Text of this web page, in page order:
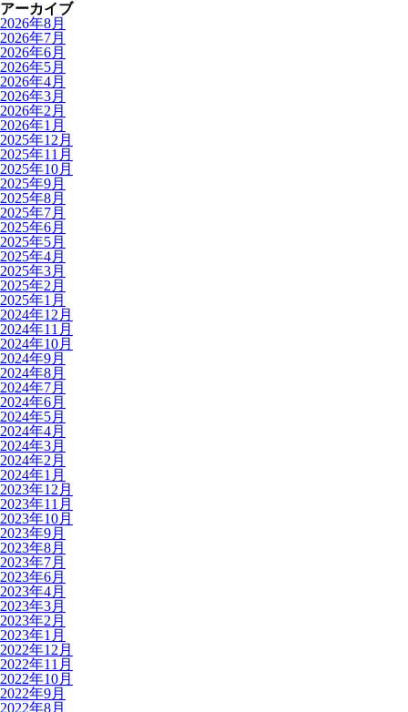
アーカイブ
2026年8月
2026年7月
2026年6月
2026年5月
2026年4月
2026年3月
2026年2月
2026年1月
2025年12月
2025年11月
2025年10月
2025年9月
2025年8月
2025年7月
2025年6月
2025年5月
2025年4月
2025年3月
2025年2月
2025年1月
2024年12月
2024年11月
2024年10月
2024年9月
2024年8月
2024年7月
2024年6月
2024年5月
2024年4月
2024年3月
2024年2月
2024年1月
2023年12月
2023年11月
2023年10月
2023年9月
2023年8月
2023年7月
2023年6月
2023年4月
2023年3月
2023年2月
2023年1月
2022年12月
2022年11月
2022年10月
2022年9月
2022年8月